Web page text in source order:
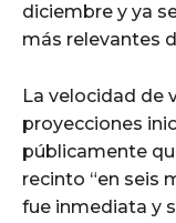
diciembre y ya
más relevantes
La velocidad de
proyecciones
públicamente
recinto “en seis
fue inmediata y